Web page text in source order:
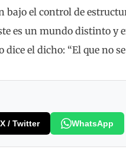
bajo el control de
es un mundo distinto y
dice el dicho: “El que no
X / Twitter WhatsApp